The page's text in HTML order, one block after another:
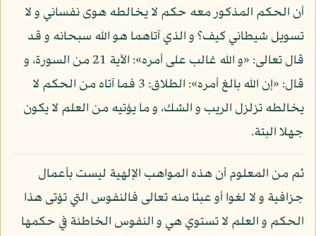
أن الحكم المذكور معه حكم لا يخالطه هوى نفساني و لا
تسويل شيطاني كيف؟ و الذي آتاهما هو الله سبحانه و قد
قال تعالى: «و الله غالب على أمره»: الآية 21 من السورة، و
قال: «إن الله بالغ أمره»: الطلاق: 3 فما آتاه من الحكم لا
يخالطه تزلزل الريب و الشك، و ما يؤتيه من العلم لا يكون
جهلا البتة.
ثم من المعلوم أن هذه المواهب الإلهية ليست بأعمال
جزافية و لا لغوا أو عبثا منه تعالى فالنفوس التي تؤتى هذا
الحكم و العلم لا تستوي هي و النفوس الخاطئة في حكمها